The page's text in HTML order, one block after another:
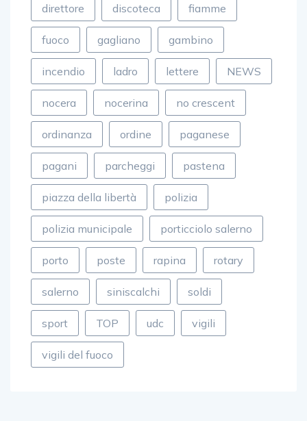
direttore discoteca fiamme
fuoco gagliano gambino
incendio ladro lettere NEWS
nocera nocerina no crescent
ordinanza ordine paganese
pagani parcheggi pastena
piazza della libertà polizia
polizia municipale porticciolo salerno
porto poste rapina rotary
salerno siniscalchi soldi
sport TOP udc vigili
vigili del fuoco